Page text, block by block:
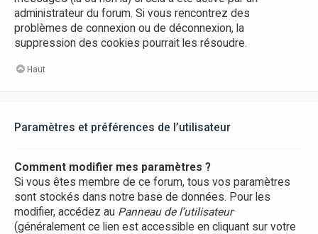
administrateur du forum. Si vous rencontrez des
problèmes de connexion ou de déconnexion, la
suppression des cookies pourrait les résoudre.
Haut
Paramètres et préférences de l’utilisateur
Comment modifier mes paramètres ?
Si vous êtes membre de ce forum, tous vos paramètres
sont stockés dans notre base de données. Pour les
modifier, accédez au Panneau de l’utilisateur
(généralement ce lien est accessible en cliquant sur votre